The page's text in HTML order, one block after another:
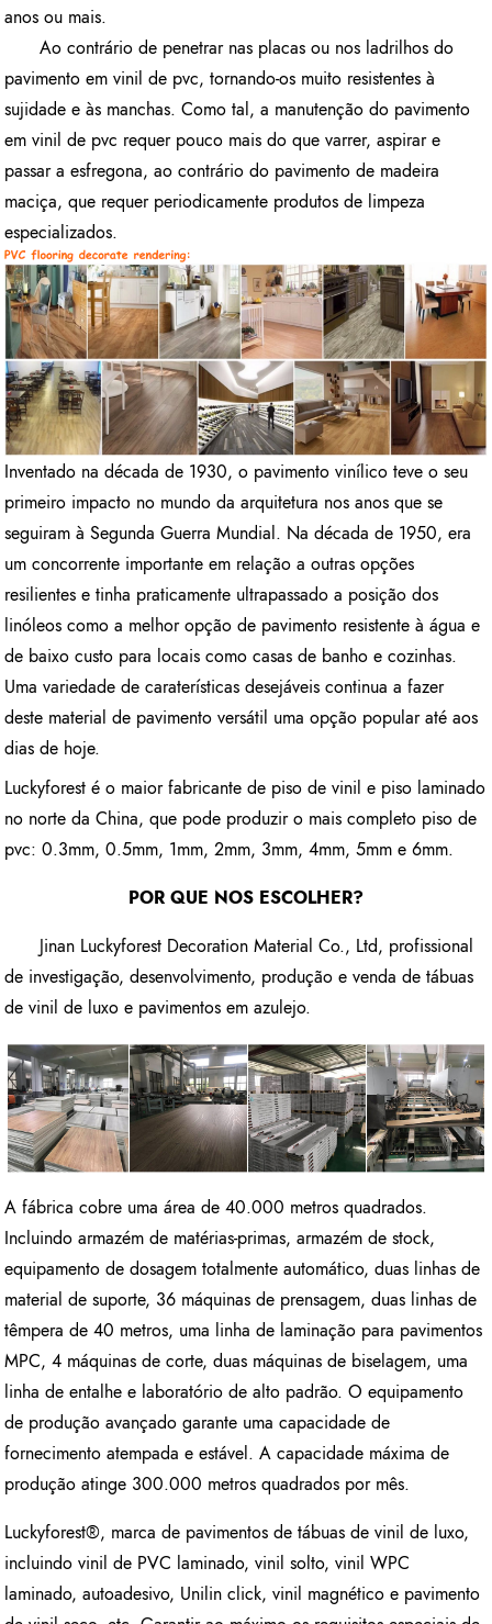
anos ou mais.
Ao contrário de penetrar nas placas ou nos ladrilhos do
pavimento em vinil de pvc, tornando-os muito resistentes à
sujidade e às manchas. Como tal, a manutenção do pavimento
em vinil de pvc requer pouco mais do que varrer, aspirar e
passar a esfregona, ao contrário do pavimento de madeira
maciça, que requer periodicamente produtos de limpeza
especializados.
Inventado na década de 1930, o pavimento vinílico teve o seu
primeiro impacto no mundo da arquitetura nos anos que se
seguiram à Segunda Guerra Mundial. Na década de 1950, era
um concorrente importante em relação a outras opções
resilientes e tinha praticamente ultrapassado a posição dos
linóleos como a melhor opção de pavimento resistente à água e
de baixo custo para locais como casas de banho e cozinhas.
Uma variedade de caraterísticas desejáveis continua a fazer
deste material de pavimento versátil uma opção popular até aos
dias de hoje.
Luckyforest é o maior fabricante de piso de vinil e piso laminado
no norte da China, que pode produzir o mais completo piso de
pvc: 0.3mm, 0.5mm, 1mm, 2mm, 3mm, 4mm, 5mm e 6mm.
POR QUE NOS ESCOLHER?
Jinan Luckyforest Decoration Material Co., Ltd, profissional
de investigação, desenvolvimento, produção e venda de tábuas
de vinil de luxo e pavimentos em azulejo.
A fábrica cobre uma área de 40.000 metros quadrados.
Incluindo armazém de matérias-primas, armazém de stock,
equipamento de dosagem totalmente automático, duas linhas de
material de suporte, 36 máquinas de prensagem, duas linhas de
têmpera de 40 metros, uma linha de laminação para pavimentos
MPC, 4 máquinas de corte, duas máquinas de biselagem, uma
linha de entalhe e laboratório de alto padrão. O equipamento
de produção avançado garante uma capacidade de
fornecimento atempada e estável. A capacidade máxima de
produção atinge 300.000 metros quadrados por mês.
Luckyforest®, marca de pavimentos de tábuas de vinil de luxo,
incluindo vinil de PVC laminado, vinil solto, vinil WPC
laminado, autoadesivo, Unilin click, vinil magnético e pavimento